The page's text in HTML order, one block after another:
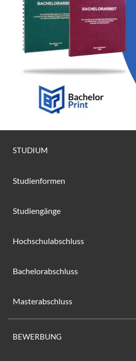
STUDIUM
Studienformen
Studiengänge
Hochschulabschluss
Bachelorabschluss
Masterabschluss
BEWERBUNG